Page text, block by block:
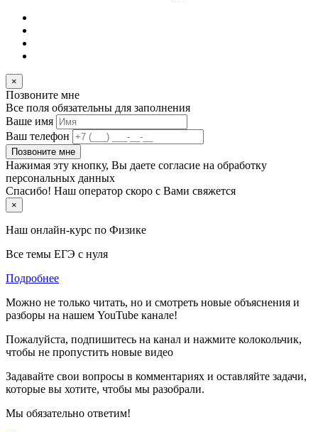
×
Позвоните мне
Все поля обязательны для заполнения
Ваше имя
Ваш телефон
Позвоните мне
Нажимая эту кнопку, Вы даете согласие на обработку
персональных данных
Спасибо! Наш оператор скоро с Вами свяжется
×
Наш онлайн-курс по Физике
Все темы ЕГЭ с нуля
Подробнее
Можно не только читать, но и смотреть новые объяснения и
разборы на нашем YouTube канале!
Пожалуйста, подпишитесь на канал и нажмите колокольчик,
чтобы не пропустить новые видео
Задавайте свои вопросы в комментариях и оставляйте задачи,
которые вы хотите, чтобы мы разобрали.
Мы обязательно ответим!